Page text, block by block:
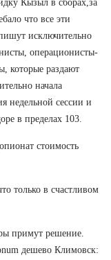
Кызыл в сборах,за
что все эти
исключительно
операционисты-
которые раздают
начала
недельной сессии и
в пределах 103.
стоимость
только в счастливом
примут решение.
дешево Климовск: